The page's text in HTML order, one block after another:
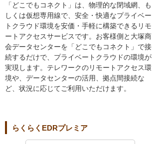
「どこでもコネクト」は、物理的な閉域網、も
しくは仮想専用線で、安全・快適なプライベー
トクラウド環境を安価・手軽に構築できるリモ
ートアクセスサービスです。お客様側と大塚商
会データセンターを「どこでもコネクト」で接
続するだけで、プライベートクラウドの環境が
実現します。テレワークのリモートアクセス環
境や、データセンターの活用、拠点間接続な
ど、状況に応じてご利用いただけます。
らくらくEDRプレミア